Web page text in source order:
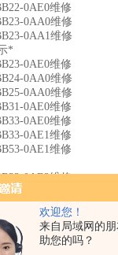
欢迎您！
来自局域网的
助您的吗？
0AE0维修
0AA0维修
0AA1维修
*
0AE0维修
0AA0维修
0AA0维修
0AE0维修
0AE0维修
0AE1维修
0AE1维修
0AE2维修
0AE3维修
0AA0维修
0AA1维修
0AA0维修
0AE0维修